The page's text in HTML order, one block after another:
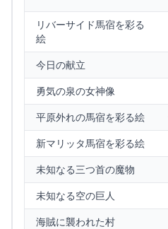
リバーサイド馬宿を彩る
絵
今日の献立
勇気の泉の女神像
平原外れの馬宿を彩る絵
新マリッタ馬宿を彩る絵
未知なる三つ首の魔物
未知なる空の巨人
海賊に襲われた村